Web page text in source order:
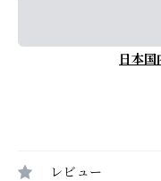
日本国
レビュー